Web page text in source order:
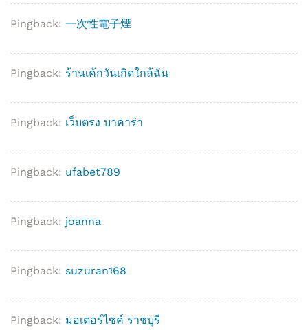
Pingback: 一次性電子煙
Pingback: ร้านเค้กวันเกิดใกล้ฉัน
Pingback: เว็บตรง บาคาร่า
Pingback: ufabet789
Pingback: joanna
Pingback: suzuran168
Pingback: มอเตอร์ไซค์ ราชบุรี